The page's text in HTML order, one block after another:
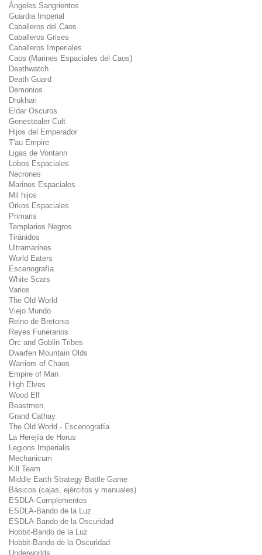
Ángeles Sangrientos
Guardia Imperial
Caballeros del Caos
Caballeros Grises
Caballeros Imperiales
Caos (Marines Espaciales del Caos)
Deathwatch
Death Guard
Demonios
Drukhari
Eldar Oscuros
Genestealer Cult
Hijos del Emperador
T'au Empire
Ligas de Vontann
Lobos Espaciales
Necrones
Marines Espaciales
Mil hijos
Orkos Espaciales
Primaris
Templarios Negros
Tiránidos
Ultramarines
World Eaters
Escenografía
White Scars
Varios
The Old World
Viejo Mundo
Reino de Bretonia
Reyes Funerarios
Orc and Goblin Tribes
Dwarfen Mountain Olds
Warriors of Chaos
Empire of Man
High Elves
Wood Elf
Beastmen
Grand Cathay
The Old World - Escenografía
La Herejía de Horus
Legions Imperialis
Mechanicum
Kill Team
Middle Earth Strategy Battle Game
Básicos (cajas, ejércitos y manuales)
ESDLA-Complementos
ESDLA-Bando de la Luz
ESDLA-Bando de la Oscuridad
Hobbit-Bando de la Luz
Hobbit-Bando de la Oscuridad
Underworlds